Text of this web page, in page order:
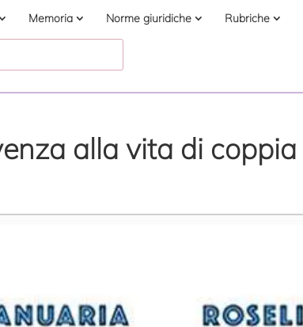
Memoria Norme giuridiche Rubriche
alla vita di coppia